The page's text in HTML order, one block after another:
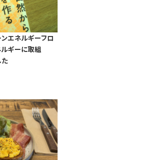
エネルギーフロ
ギーに取組